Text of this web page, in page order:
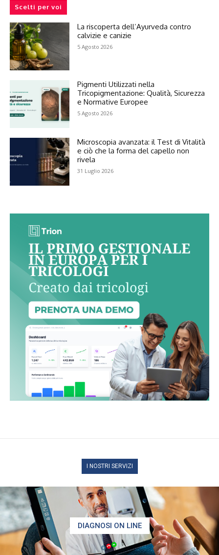
Scelti per voi
La riscoperta dell’Ayurveda contro
calvizie e canizie
5 Agosto 2026
Pigmenti Utilizzati nella
Tricopigmentazione: Qualità, Sicurezza
e Normative Europee
5 Agosto 2026
Microscopia avanzata: il Test di Vitalità
e ciò che la forma del capello non
rivela
31 Luglio 2026
I NOSTRI SERVIZI
DIAGNOSI ON LINE